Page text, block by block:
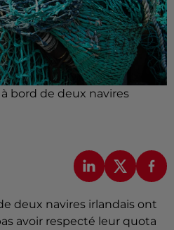
bord de deux navires
deux navires irlandais ont
avoir respecté leur quota